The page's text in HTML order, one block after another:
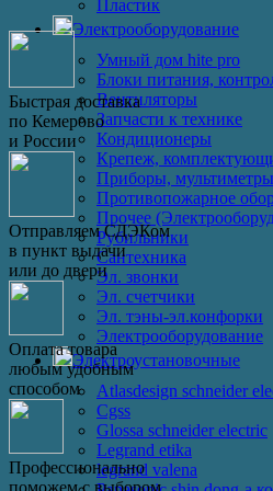
Пластик
Электрооборудование
Умный дом hite pro
Блоки питания,
Вентиляторы
Запчасти к технике
Кондиционеры
Крепеж,
Приборы,
Противопожарное
Прочее
Рубильники
Сантехника
Эл. звонки
Эл. счетчики
Эл. тэны-эл.конфорки
Электрооборудование
Электроустановочные
Atlasdesign schneider
Cgss
Glossa schneider electric
Legrand etika
legrand valena
Быстрая доставка
по Кемерово
и России
Отправляем СДЭКом
в пункт выдачи
или до двери
Оплата товара
любым удобным
способом
Профессионально
поможем с выбором